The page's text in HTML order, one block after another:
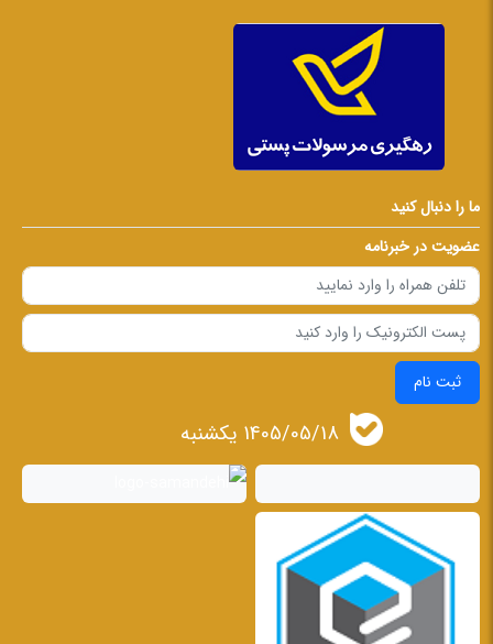
ما را دنبال کنید
عضویت در خبرنامه
ثبت نام
1405/05/18 يكشنبه